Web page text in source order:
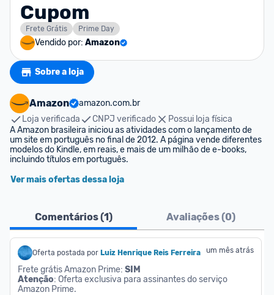
Cupom
Frete Grátis Prime Day
Vendido por: Amazon
Sobre a loja
Amazon
amazon.com.br
Loja verificada
CNPJ verificado
Possui loja física
A Amazon brasileira iniciou as atividades com o lançamento de
um site em português no final de 2012. A página vende diferentes
modelos do Kindle, em reais, e mais de um milhão de e-books,
incluindo títulos em português.
Ver mais ofertas dessa loja
Comentários (1) Avaliações (0)
Oferta postada por Luiz Henrique Reis Ferreira um mês atrás
Frete grátis Amazon Prime: SIM
Atenção: Oferta exclusiva para assinantes do serviço
Amazon Prime.